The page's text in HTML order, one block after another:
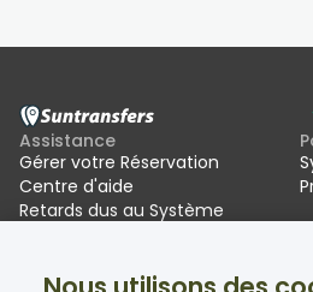
Assistance
Gérer votre Réservation
Centre d'aide
Retards dus au Système